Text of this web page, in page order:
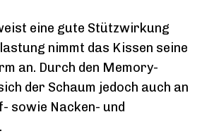
eine gute Stützwirkung
nimmt das Kissen seine
an. Durch den Memory-
der Schaum jedoch auch an
sowie Nacken- und